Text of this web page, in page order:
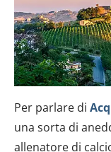
Per parlare di
una sorta di
allenatore di